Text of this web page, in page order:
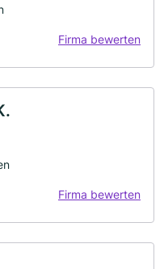
Firma bewerten
Firma bewerten